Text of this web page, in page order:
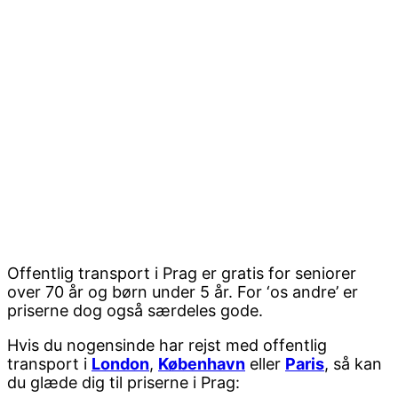
Offentlig transport i Prag er gratis for seniorer
over 70 år og børn under 5 år. For ‘os andre’ er
priserne dog også særdeles gode.
Hvis du nogensinde har rejst med offentlig
transport i London, København eller Paris, så kan
du glæde dig til priserne i Prag: